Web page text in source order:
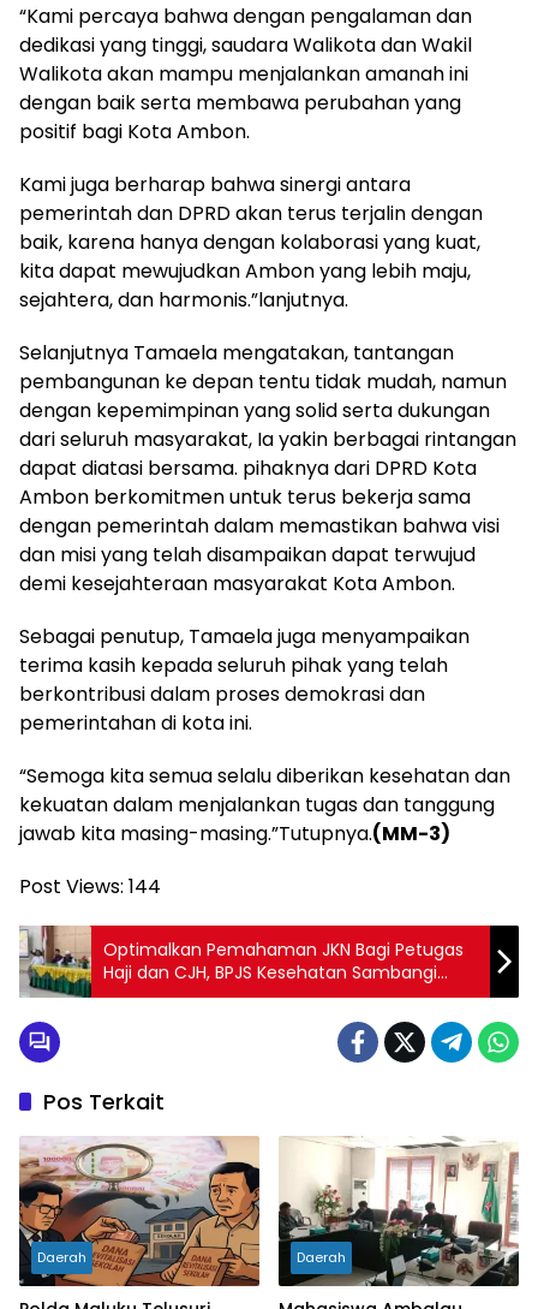
“Kami percaya bahwa dengan pengalaman dan
dedikasi yang tinggi, saudara Walikota dan Wakil
Walikota akan mampu menjalankan amanah ini
dengan baik serta membawa perubahan yang
positif bagi Kota Ambon.
Kami juga berharap bahwa sinergi antara
pemerintah dan DPRD akan terus terjalin dengan
baik, karena hanya dengan kolaborasi yang kuat,
kita dapat mewujudkan Ambon yang lebih maju,
sejahtera, dan harmonis.”lanjutnya.
Selanjutnya Tamaela mengatakan, tantangan
pembangunan ke depan tentu tidak mudah, namun
dengan kepemimpinan yang solid serta dukungan
dari seluruh masyarakat, Ia yakin berbagai rintangan
dapat diatasi bersama. pihaknya dari DPRD Kota
Ambon berkomitmen untuk terus bekerja sama
dengan pemerintah dalam memastikan bahwa visi
dan misi yang telah disampaikan dapat terwujud
demi kesejahteraan masyarakat Kota Ambon.
Sebagai penutup, Tamaela juga menyampaikan
terima kasih kepada seluruh pihak yang telah
berkontribusi dalam proses demokrasi dan
pemerintahan di kota ini.
“Semoga kita semua selalu diberikan kesehatan dan
kekuatan dalam menjalankan tugas dan tanggung
jawab kita masing-masing.”Tutupnya.(MM-3)
Post Views: 144
Optimalkan Pemahaman JKN Bagi Petugas
Haji dan CJH, BPJS Kesehatan Sambangi
Kemenag
Pos Terkait
Daerah Daerah